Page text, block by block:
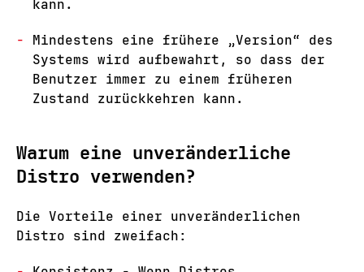
kann.
Mindestens eine frühere „Version“ des
Systems wird aufbewahrt, so dass der
Benutzer immer zu einem früheren
Zustand zurückkehren kann.
Warum eine unveränderliche
Distro verwenden?
Die Vorteile einer unveränderlichen
Distro sind zweifach: